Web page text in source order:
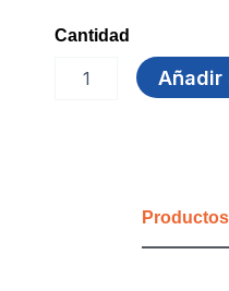
Cantidad
LIMPIAPISOS
1.000
Añadir